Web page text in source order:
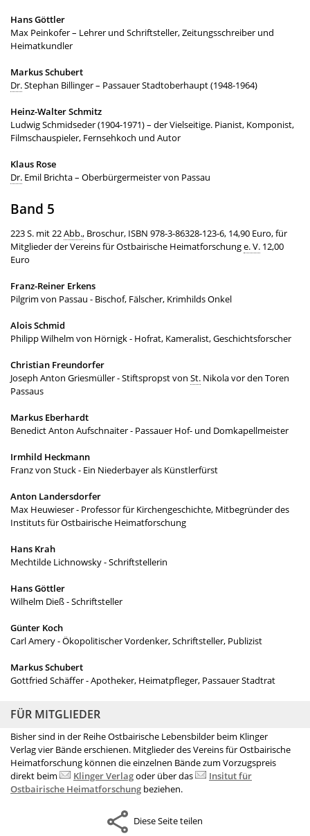
Hans Göttler
Max Peinkofer – Lehrer und Schriftsteller, Zeitungsschreiber und
Heimatkundler
Markus Schubert
Dr.Stephan Billinger – Passauer Stadtoberhaupt (1948-1964)
Heinz-Walter Schmitz
Ludwig Schmidseder (1904-1971) – der Vielseitige. Pianist, Komponist,
Filmschauspieler, Fernsehkoch und Autor
Klaus Rose
Dr. Emil Brichta – Oberbürgermeister von Passau
Band 5
223 S. mit 22Abb., Broschur, ISBN 978-3-86328-123-6, 14,90 Euro, für
Mitglieder der Vereins für Ostbairische Heimatforschunge. V. 12,00
Euro
Franz-Reiner Erkens
Pilgrim von Passau - Bischof, Fälscher, Krimhilds Onkel
Alois Schmid
Philipp Wilhelm von Hörnigk - Hofrat, Kameralist, Geschichtsforscher
Christian Freundorfer
Joseph Anton Griesmüller - Stiftspropst von St. Nikola vor den Toren
Passaus
Markus Eberhardt
Benedict Anton Aufschnaiter - Passauer Hof- und Domkapellmeister
Irmhild Heckmann
Franz von Stuck - Ein Niederbayer als Künstlerfürst
Anton Landersdorfer
Max Heuwieser - Professor für Kirchengeschichte, Mitbegründer des
Instituts für Ostbairische Heimatforschung
Hans Krah
Mechtilde Lichnowsky - Schriftstellerin
Hans Göttler
Wilhelm Dieß - Schriftsteller
Günter Koch
Carl Amery - Ökopolitischer Vordenker, Schriftsteller, Publizist
Markus Schubert
Gottfried Schäffer - Apotheker, Heimatpfleger, Passauer Stadtrat
FÜR MITGLIEDER
Bisher sind in der Reihe Ostbairische Lebensbilder beim Klinger
Verlag vier Bände erschienen. Mitglieder des Vereins für Ostbairische
Heimatforschung können die einzelnen Bände zum Vorzugspreis
direkt beim
Klinger Verlagoder über das
Insitut für
Ostbairische Heimatforschung beziehen.
Diese Seite teilen